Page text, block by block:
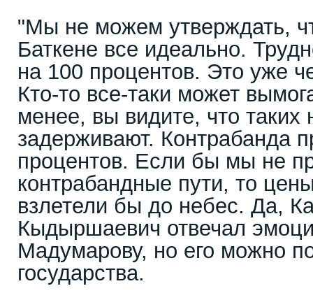
"Мы не можем утверждать,
Баткене все идеально.
на 100 процентов. Это уже
Кто-то все-таки может
менее, вы видите, что таких
задерживают. Контрабанда
процентов. Если бы мы не
контрабандные пути, то
взлетели бы до небес. Да,
Кыдыршаевич отвечал
Мадумарову, но его можно
государства.